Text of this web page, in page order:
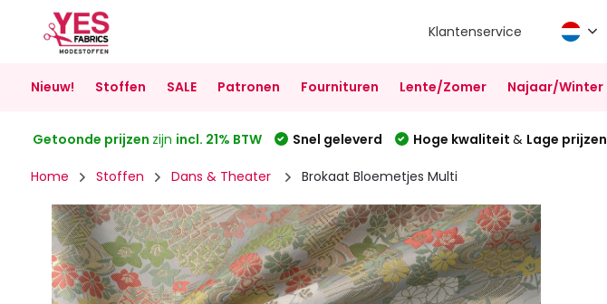
Klantenservice
Nieuw! Stoffen SALE Patronen Fournituren Lente/Zomer Najaar/Winter
Getoonde prijzen zijn incl. 21% BTW Snel geleverd Hoge kwaliteit & Lage prijzen
Home Stoffen Dans & Theater Brokaat Bloemetjes Multi